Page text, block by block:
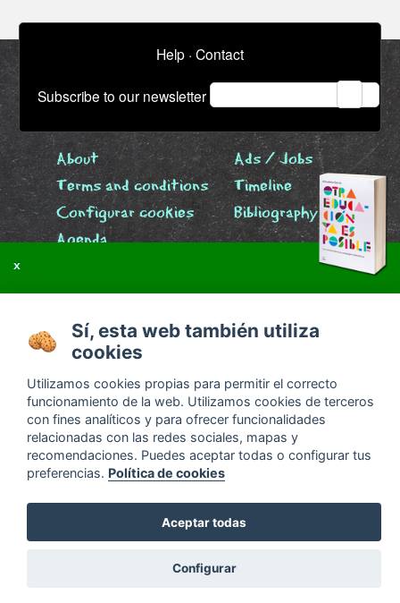
Help · Contact
Subscribe to our newsletter
About
Terms and conditions
Configurar cookies
Agenda
Ads / Jobs
Timeline
Bibliography
¿Qué titulación se obtiene en una escuela libre?
Descubre las respuestas en Otra educación ya es
posible
x
Sí, esta web también utiliza
cookies
Utilizamos cookies propias para permitir el correcto
funcionamiento de la web. Utilizamos cookies de terceros
con fines analíticos y para ofrecer funcionalidades
relacionadas con las redes sociales, mapas y
recomendaciones. Puedes aceptar todas o configurar tus
preferencias. Política de cookies
Aceptar todas
Configurar